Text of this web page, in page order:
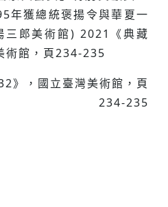
年獲總統褒揚令與華夏一
三郎美術館) 2021《典藏
術館，頁234-235
》，國立臺灣美術館，頁
234-235